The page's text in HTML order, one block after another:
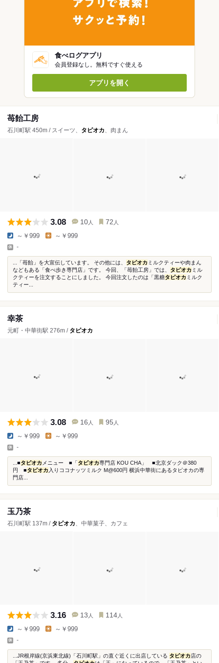
食べログアプリ
会員登録なし。無料ですぐ使える
アプリを開く
苺飴工房
石川町駅 450m / スイーツ、 タピオカ、肉まん
3.08 10 人 72 人
～￥999 ～￥999
-
...「苺飴」を大宣伝しています。 その他には、 タピオカ ミルクティーや肉まん
などもある「食べ歩き専門店」です。 今回、「苺飴工房」では、 タピオカ ミル
クティーを注文することにしました。 今回注文したのは「黒糖タピオカ ミルク
ティー...
幸茶
元町・中華街駅 276m / タピオカ
3.08 16 人 95 人
～￥999 ～￥999
-
...■タピオカ メニュー ■「 タピオカ専門店 KOU CHA」 ■北京ダック＠380
円 ■タピオカ 入りココナッツミルク M@600円 横浜中華街にあるタピオカの専
門店...
玉乃茶
石川町駅 137m / タピオカ、中華菓子、カフェ
3.16 13 人 114 人
～￥999 ～￥999
-
...JR根岸線(京浜東北線)「石川町駅」の直ぐ近くに出店している タピオカ店の